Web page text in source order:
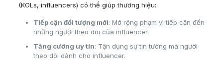
(KOLs, influencers) có thể giúp thương hiệu:
Tiếp cận đối tượng mới: Mở rộng phạm vi tiếp cận đến
những người theo dõi của influencer.
Tăng cường uy tín: Tận dụng sự tin tưởng mà người
theo dõi dành cho influencer.